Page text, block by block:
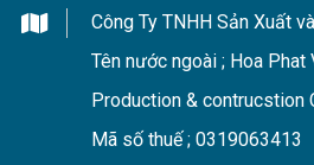
Công Ty TNHH Sản Xuất
Tên nước ngoài ; Hoa Phat
Production & contrucstion
Mã số thuế ; 0319063413